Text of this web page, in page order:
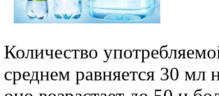
Количество
среднем равняется 30 мл